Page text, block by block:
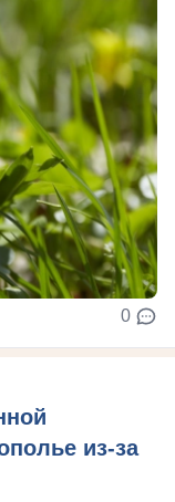
0
из-за